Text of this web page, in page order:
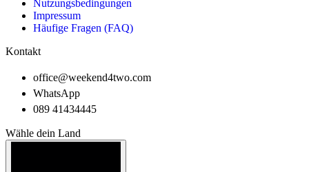
Nutzungsbedingungen
Impressum
Häufige Fragen (FAQ)
Kontakt
office@weekend4two.com
WhatsApp
089 41434445
Wähle dein Land